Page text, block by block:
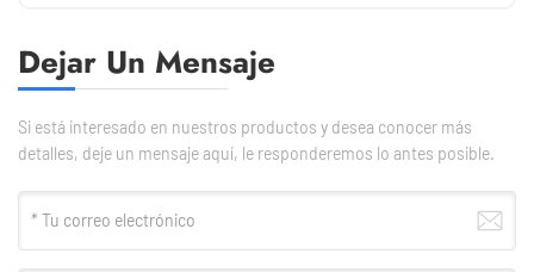
Dejar Un Mensaje
Si está interesado en nuestros productos y desea conocer más
detalles, deje un mensaje aquí, le responderemos lo antes posible.